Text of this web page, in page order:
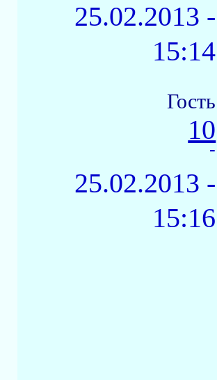
25.02.2013 -
15:14
Гость
10
-
25.02.2013 -
15:16